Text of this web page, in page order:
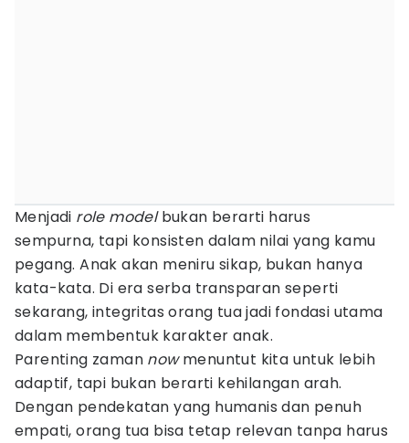
Menjadi role modelbukan berarti harus
sempurna, tapi konsisten dalam nilai yang kamu
pegang. Anak akan meniru sikap, bukan hanya
kata-kata. Di era serba transparan seperti
sekarang, integritas orang tua jadi fondasi utama
dalam membentuk karakter anak.
Parenting zaman nowmenuntut kita untuk lebih
adaptif, tapi bukan berarti kehilangan arah.
Dengan pendekatan yang humanis dan penuh
empati, orang tua bisa tetap relevan tanpa harus